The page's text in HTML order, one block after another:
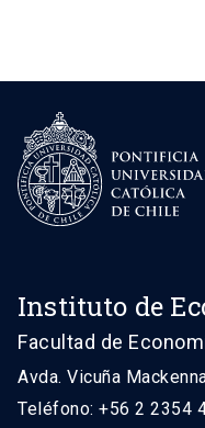
Instituto de
Facultad de
Avda. Vicuña
Teléfono: +56 2 2354